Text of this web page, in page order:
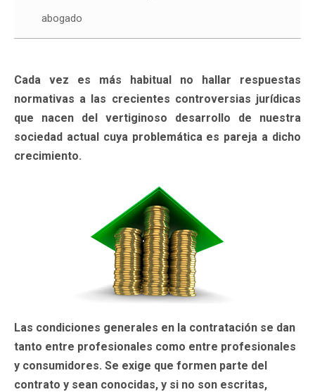
abogado
Cada vez es más habitual no hallar respuestas
normativas a las crecientes controversias jurídicas
que nacen del vertiginoso desarrollo de nuestra
sociedad actual cuya problemática es pareja a dicho
crecimiento.
Las condiciones generales en la contratación se dan
tanto entre profesionales como entre profesionales
y consumidores. Se exige que formen parte del
contrato y sean conocidas, y si no son escritas,